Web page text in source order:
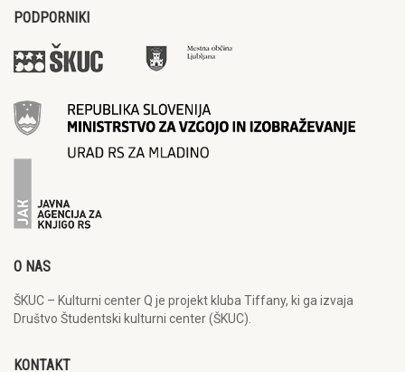
PODPORNIKI
O NAS
ŠKUC – Kulturni center Q je projekt kluba Tiffany, ki ga izvaja
Društvo Študentski kulturni center (ŠKUC).
KONTAKT